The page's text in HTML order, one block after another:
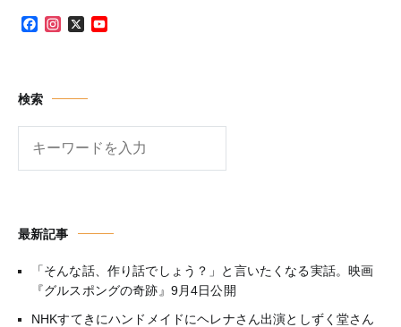
Facebook
Instagram
X
検索
最新記事
「そんな話、作り話でしょう？」と言いたくなる実話。映画
『グルスポングの奇跡』9月4日公開
NHKすてきにハンドメイドにヘレナさん出演としずく堂さん